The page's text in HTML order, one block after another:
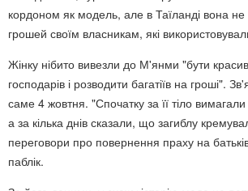
кордоном як модель, але в Таїланді вона
грошей своїм власникам, які
Жінку нібито вивезли до М'янми "бути
господарів і розводити багатіїв на гроші".
саме 4 жовтня. "Спочатку за її тіло
а за кілька днів сказали, що загиблу
переговори про повернення праху на
паблік.